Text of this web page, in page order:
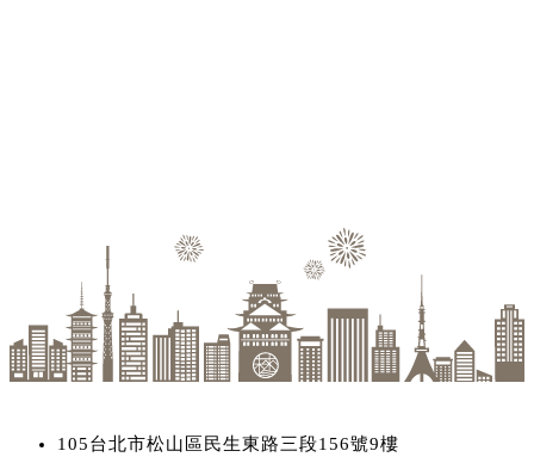
105台北市松山區民生東路三段156號9樓